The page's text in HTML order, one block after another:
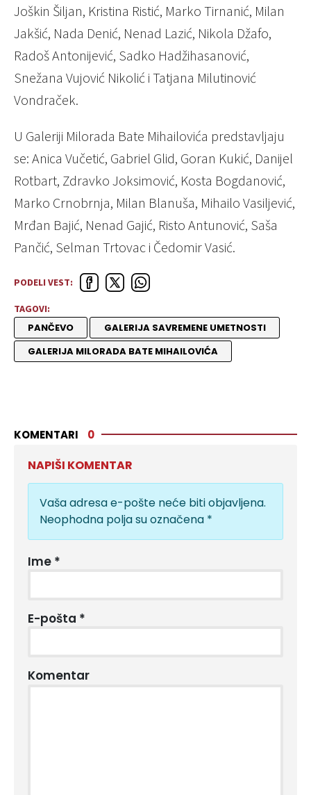
Joškin Šiljan, Kristina Ristić, Marko Tirnanić, Milan
Jakšić, Nada Denić, Nenad Lazić, Nikola Džafo,
Radoš Antonijević, Sadko Hadžihasanović,
Snežana Vujović Nikolić i Tatjana Milutinović
Vondraček.
U Galeriji Milorada Bate Mihailovića predstavljaju
se: Anica Vučetić, Gabriel Glid, Goran Kukić, Danijel
Rotbart, Zdravko Joksimović, Kosta Bogdanović,
Marko Crnobrnja, Milan Blanuša, Mihailo Vasiljević,
Mrđan Bajić, Nenad Gajić, Risto Antunović, Saša
Pančić, Selman Trtovac i Čedomir Vasić.
PODELI VEST:
TAGOVI:
PANČEVO
GALERIJA SAVREMENE UMETNOSTI
GALERIJA MILORADA BATE MIHAILOVIĆA
KOMENTARI 0
NAPIŠI KOMENTAR
Vaša adresa e-pošte neće biti objavljena.
Neophodna polja su označena *
Ime *
E-pošta *
Komentar